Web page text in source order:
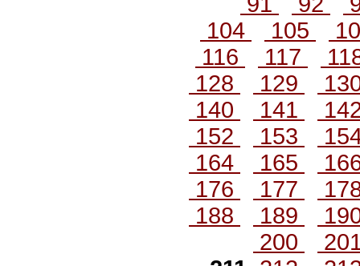
104
105
116
117
128
129
140
141
152
153
164
165
176
177
188
189
200